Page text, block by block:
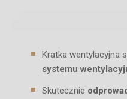
Kratka wentylacyjna
systemu
Skutecznie